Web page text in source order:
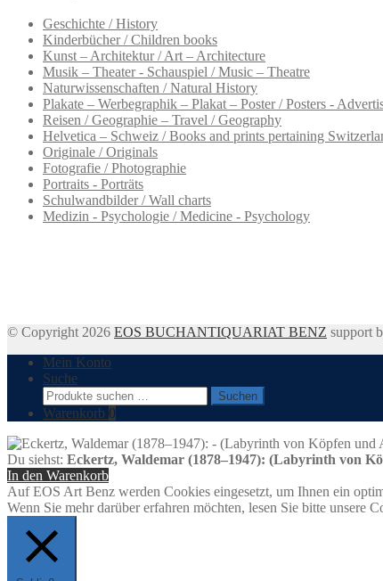
Geschichte / History
Kinderbücher / Children books
Kunst – Architektur / Art – Architecture
Musik – Theater - Schauspiel / Music – Theatre
Naturwissenschaften / Natural History
Plakate – Werbegraphik – Plakat – Poster / Posters -
Reisen / Geographie – Travel / Geography
Helvetica – Schweiz / Books and prints pertaining
Originale / Originals
Fotografie / Photographie
Portraits - Porträts
Schulwandbilder / Wall charts
Medizin - Psychologie / Medicine - Psychology
© Copyright 2026 EOS BUCHANTIQUARIAT BENZ support
Mein Konto
Suche
Suchen
nach:
Suchen
Warenkorb 0
Du siehst: Eckertz, Waldemar (1878–1947): (Labyrinth von
In den Warenkorb
Auf EOS Art Benz werden Cookies eingesetzt, um Ihnen ein
Wenn Sie mehr darüber erfahren möchten, lesen Sie bitte unsere